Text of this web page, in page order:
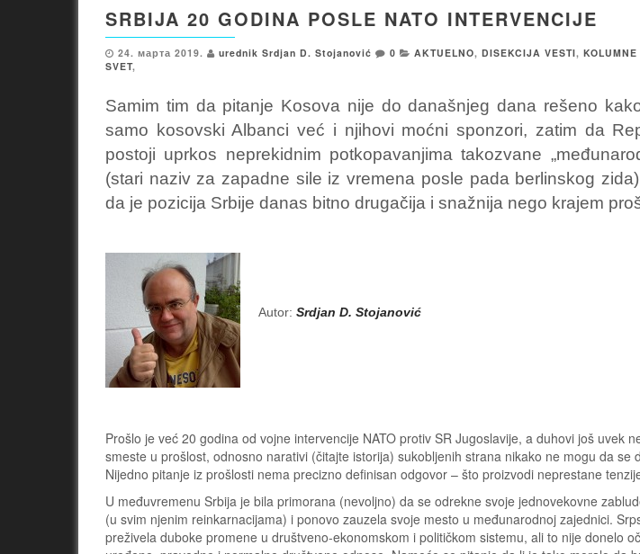
SRBIJA 20 GODINA POSLE NATO INTERVENCIJE
24. марта 2019. urednik Srdjan D. Stojanović 0 AKTUELNO, DISEKCIJA VESTI, KOLUMNE
SVET,
Samim tim da pitanje Kosova nije do današnjeg dana rešeno
samo kosovski Albanci već i njihovi moćni sponzori, zatim da
postoji uprkos neprekidnim potkopavanjima takozvane
(stari naziv za zapadne sile iz vremena posle pada berlinskog
da je pozicija Srbije danas bitno drugačija i snažnija nego krajem
Autor: Srdjan D. Stojanović
Prošlo je već 20 godina od vojne intervencije NATO protiv SR Jugoslavije, a duhovi još uvek
smeste u prošlost, odnosno narativi (čitajte istorija) sukobljenih strana nikako ne mogu da se
Nijedno pitanje iz prošlosti nema precizno definisan odgovor – što proizvodi neprestane
U međuvremenu Srbija je bila primorana (nevoljno) da se odrekne svoje jednovekovne
(u svim njenim reinkarnacijama) i ponovo zauzela svoje mesto u međunarodnoj zajednici.
preživela duboke promene u društveno-ekonomskom i političkom sistemu, ali to nije donelo